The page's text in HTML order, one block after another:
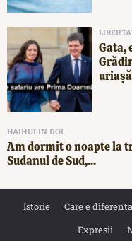
Gata,
HAIHUI IN DOI
Am dormit o noapte la
Sudanul de Sud,...
Istorie Care e diferența
Expresii